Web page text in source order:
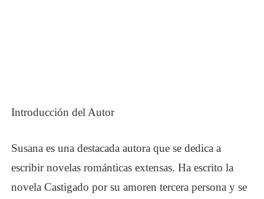
Introducción del Autor
Susana es una destacada autora que se dedica a
escribir novelas románticas extensas. Ha escrito la
novela Castigado por suamoren tercera persona y se